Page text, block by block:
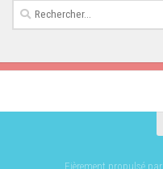
Rechercher :
Fièrement propulsé par